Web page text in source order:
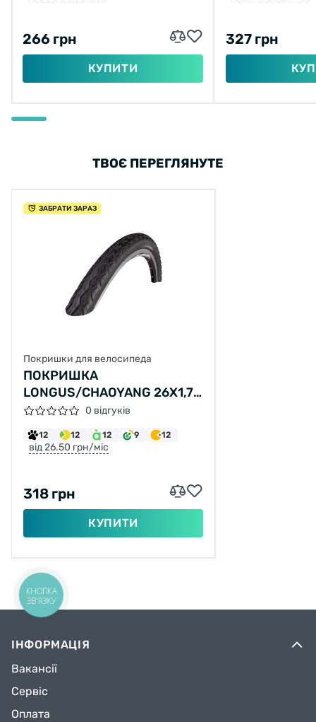
266 грн
КУПИТИ
327 грн
ТВОЄ ПЕРЕГЛЯНУТЕ
ЗАБРАТИ ЗАРАЗ
Покришки для велосипеда
ПОКРИШКА
LONGUS/CHAOYANG 26X1,75
L-3459(47-559)
0 відгуків
12 12 12 9 12
від 26.50 грн/міс
318 грн
КУПИТИ
ІНФОРМАЦІЯ
Вакансії
Сервіс
Оплата
КНОПКА
ЗВ'ЯЗКУ